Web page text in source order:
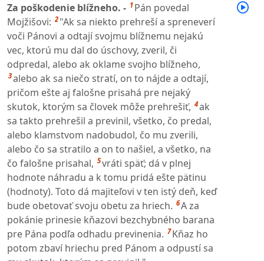
Za poškodenie blížneho. - 1 Pán povedal
Mojžišovi: 2 "Ak sa niekto prehreší a spreneverí
voči Pánovi a odtají svojmu blížnemu nejakú
vec, ktorú mu dal do úschovy, zveril, či
odpredal, alebo ak oklame svojho blížneho,
3alebo ak sa niečo stratí, on to nájde a odtají,
pričom ešte aj falošne prisahá pre nejaký
skutok, ktorým sa človek môže prehrešiť, 4ak
sa takto prehrešil a previnil, všetko, čo predal,
alebo klamstvom nadobudol, čo mu zverili,
alebo čo sa stratilo a on to našiel, a všetko, na
čo falošne prisahal, 5vráti späť; dá v plnej
hodnote náhradu a k tomu pridá ešte pätinu
(hodnoty). Toto dá majiteľovi v ten istý deň, keď
bude obetovať svoju obetu za hriech. 6A za
pokánie prinesie kňazovi bezchybného barana
pre Pána podľa odhadu previnenia. 7 Kňaz ho
potom zbaví hriechu pred Pánom a odpustí sa